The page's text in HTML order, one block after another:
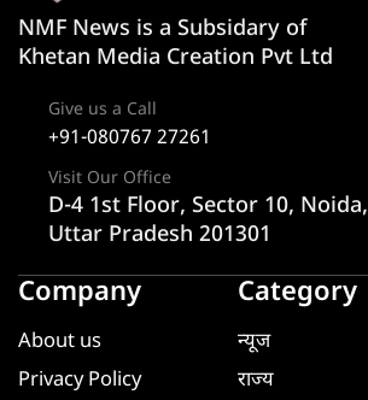
NMF News is a Subsidary of
Khetan Media Creation Pvt Ltd
Give us a Call
+91-080767 27261
Visit Our Office
D-4 1st Floor, Sector 10, Noida,
Uttar Pradesh 201301
Company
About us
Privacy Policy
Category
न्यूज
राज्य